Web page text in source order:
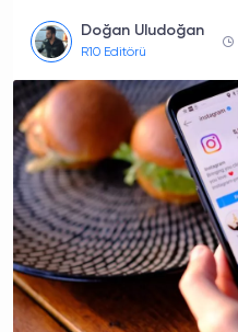
Doğan Uludoğan
R10 Editörü